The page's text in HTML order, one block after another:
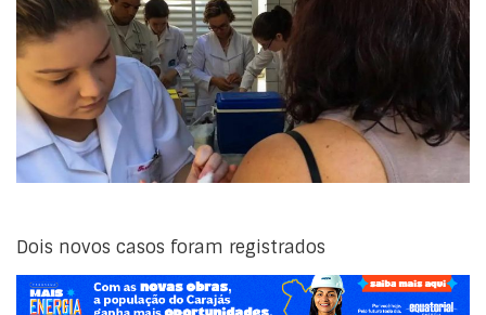
Dois novos casos foram registrados